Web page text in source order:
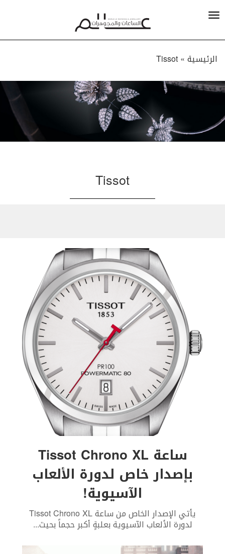
الرئيسية »Tissot
Tissot
ساعة Tissot Chrono XL
بإصدار خاص لدورة الألعاب
الآسيوية!
يأتي الإصدار الخاص من ساعة Tissot Chrono XL
لدورة الألعاب الآسيوية بعلبةٍ أكبر حجماً بحيث...